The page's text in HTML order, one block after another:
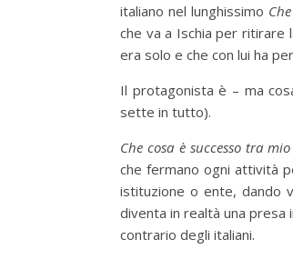
italiano nel lunghissimo
che va a Ischia per ritirare
era solo e che con lui ha
Il protagonista è – ma
sette in tutto).
Che cosa è successo tra
che fermano ogni attività
istituzione o ente, dando
diventa in realtà una presa
contrario degli italiani.